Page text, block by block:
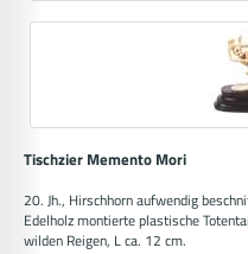
Tischzier Memento Mori
20. Jh., Hirschhorn aufwendig
Edelholz montierte plastische
wilden Reigen, L ca. 12 cm.